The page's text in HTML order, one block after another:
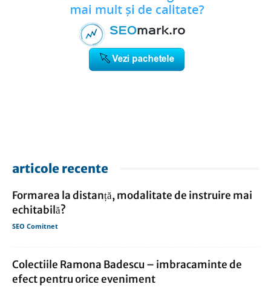
articole recente
Formarea la distanță, modalitate de instruire mai
echitabilă?
SEO Comitnet
Colectiile Ramona Badescu – imbracaminte de
efect pentru orice eveniment